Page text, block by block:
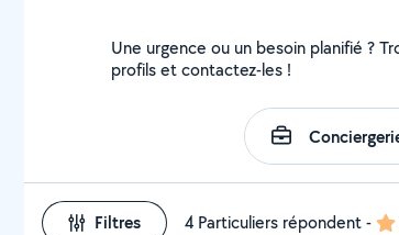
Une urgence ou un besoin planifié ?
profils et contactez-les !
Filtres 4 Particuliers répondent-